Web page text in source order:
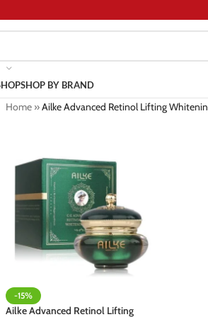
SHOP BY BRAND
Home»Ailke Advanced Retinol Lifting
-15%
Ailke Advanced Retinol Lifting